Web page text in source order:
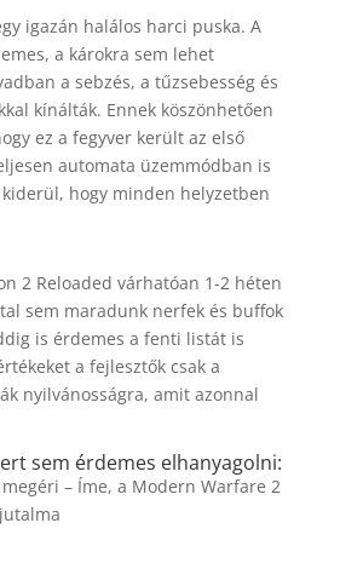
igazán halálos harci puska. A
a károkra sem lehet
a sebzés, a tűzsebesség és
kínálták. Ennek köszönhetően
ez a fegyver került az első
automata üzemmódban is
hogy minden helyzetben
2 Reloaded várhatóan 1-2 héten
sem maradunk nerfek és buffok
is érdemes a fenti listát is
a fejlesztők csak a
nyilvánosságra, amit azonnal
sem érdemes elhanyagolni:
– Íme, a Modern Warfare 2